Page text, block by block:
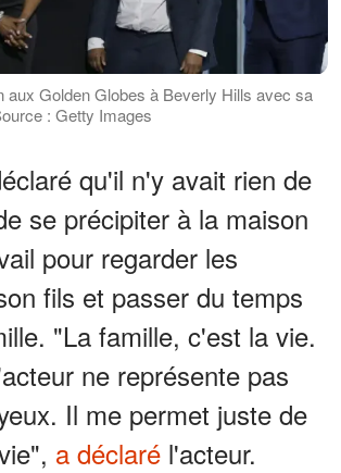
aux Golden Globes à Beverly Hills avec sa
: Getty Images
qu'il n'y avait rien de
se précipiter à la maison
pour regarder les
fils et passer du temps
"La famille, c'est la vie.
ne représente pas
Il me permet juste de
a déclaré l'acteur.